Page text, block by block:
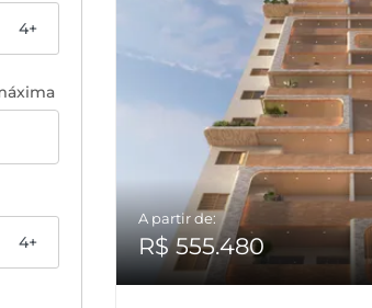
4+
4+
A partir de:
R$ 555.480